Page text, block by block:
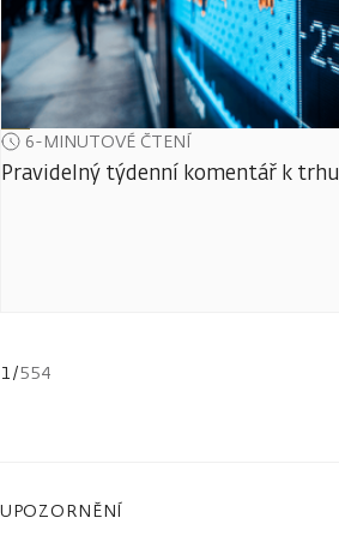
6-MINUTOVÉ ČTENÍ
Pravidelný týdenní komentář k trhu
1/554
UPOZORNĚNÍ